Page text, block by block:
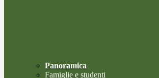
Panoramica
Famiglie e studenti